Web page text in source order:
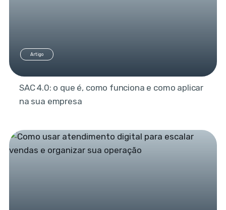
Artigo
SAC 4.0: o que é, como funciona e como aplicar
na sua empresa